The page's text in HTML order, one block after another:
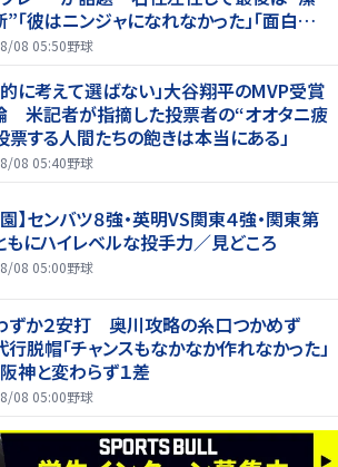
「彼はニンジャになれなかった」「面白すぎ
08 05:50野球
的に考えて選ばない」大谷翔平のMVP受賞
米記者が指摘した投票者の“オオタニ疲
票する人間たちの飽きは本当にある」
08 05:40野球
】センバツ８強・英明VS関東４強・関東第
にハイレベルな投手力／見どころ
08 05:00野球
ずか２安打 奥川攻略の糸口つかめず
脱帽「チャンスもなかなか作れなかった」
神と変わらず１差
08 05:00野球